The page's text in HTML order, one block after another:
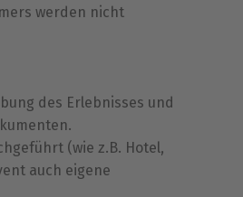
werden nicht
des Erlebnisses und
(wie z.B. Hotel,
auch eigene